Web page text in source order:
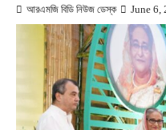
আরএমজি বিডি নিউজ ডেস্ক June 6,